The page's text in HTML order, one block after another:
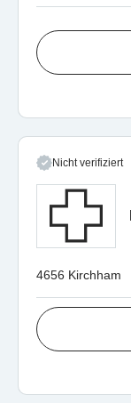
Nicht verifiziert
4656 Kirchham